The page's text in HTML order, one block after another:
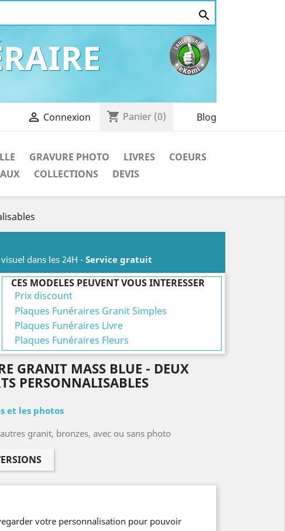

 Connexion shopping_cart Panier (0) Blog
GRAVURE PHOTO LIVRES
COEURS
COLLECTIONS DEVIS
dans les 24H - Service gratuit
CES MODELES PEUVENT VOUS INTERESSER
Prix discount
Plaques Funéraires Granit Simples
Plaques Funéraires Livre
Plaques Funéraires Fleurs
GRANIT MASS BLUE - DEUX
PERSONNALISABLES
et les photos
granit, bronzes, avec ou sans photo
votre personnalisation pour pouvoir